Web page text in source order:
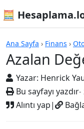
🧮
Ana Sayfa › Finans ›
Azalan
Yazar: Henrick
Bu sayfayı yazdır-
Alıntı yap|
Hesap